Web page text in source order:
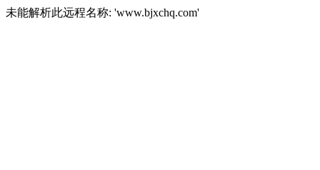
未能解析此远程名称: 'www.bjxchq.com'